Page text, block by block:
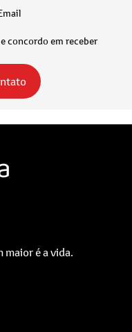
e concordo em receber
maior é a vida.